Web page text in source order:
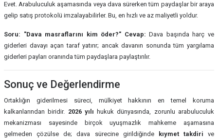
Evet. Arabuluculuk aşamasında veya dava sürerken tüm paydaşlar bir araya
gelip satış protokolü imzalayabilirler. Bu, en hızlı ve az maliyetli yoldur.
Soru: "Dava masraflarını kim öder?" Cevap: Dava başında harç ve
giderleri davayı açan taraf yatırır; ancak davanın sonunda tüm yargılama
giderleri payları oranında tüm paydaşlara paylaştırılır.
Sonuç ve Değerlendirme
Ortaklığın giderilmesi süreci, mülkiyet hakkının en temel koruma
kalkanlarından biridir. 2026 yılı hukuk dünyasında, zorunlu arabuluculuk
mekanizması sayesinde birçok uyuşmazlık mahkeme aşamasına
gelmeden çözülse de; dava sürecine girildiğinde
kıymet takdiri ve